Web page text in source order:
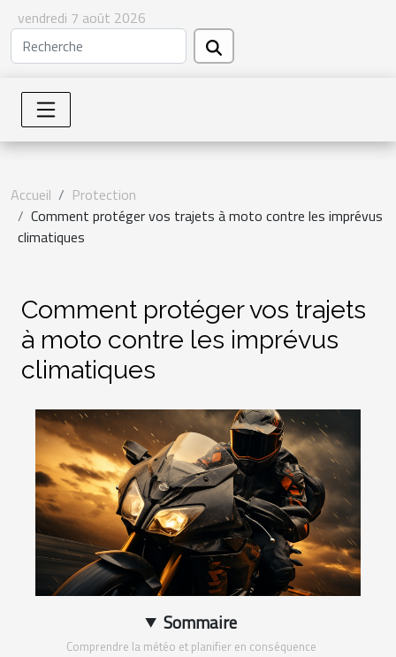
vendredi 7 août 2026
Accueil
Protection
Comment protéger vos trajets à moto contre les imprévus
climatiques
Comment protéger vos trajets
à moto contre les imprévus
climatiques
Sommaire
Comprendre la météo et planifier en conséquence